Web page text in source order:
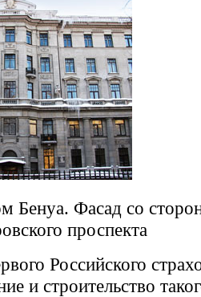
Бенуа. Фасад со
проспекта
Российского
и строительство